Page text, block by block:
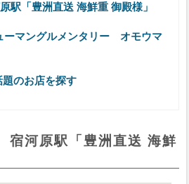
「豊洲直送 海鮮重 御殿様」
ーマングルメンタリー オモウマ
のお店を探す
河原駅「豊洲直送 海鮮